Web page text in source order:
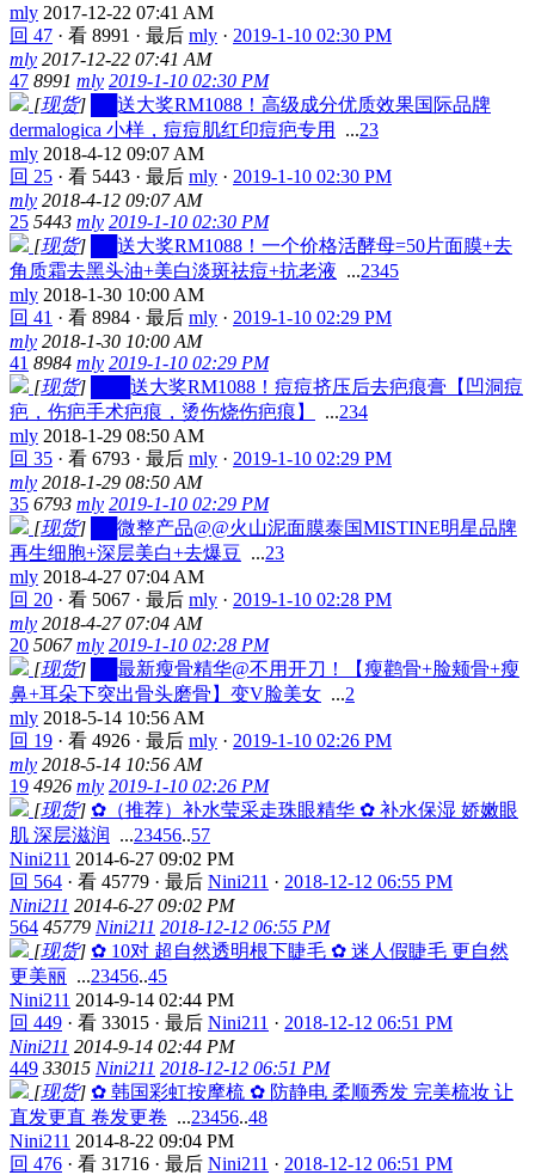
mly 2017-12-22 07:41 AM
回 47 · 看 8991 · 最后 mly · 2019-1-10 02:30 PM
mly 2017-12-22 07:41 AM
47 8991 mly 2019-1-10 02:30 PM
[现货]
██送大奖RM1088！高级成分优质效果国际品牌
dermalogica 小样，痘痘肌红印痘疤专用
...23
mly 2018-4-12 09:07 AM
回 25 · 看 5443 · 最后 mly · 2019-1-10 02:30 PM
mly 2018-4-12 09:07 AM
25 5443 mly 2019-1-10 02:30 PM
[现货]
██送大奖RM1088！一个价格活酵母=50片面膜+去
角质霜去黑头油+美白淡斑祛痘+抗老液 ...2345
mly 2018-1-30 10:00 AM
回 41 · 看 8984 · 最后 mly · 2019-1-10 02:29 PM
mly 2018-1-30 10:00 AM
41 8984 mly 2019-1-10 02:29 PM
[现货]
███送大奖RM1088！痘痘挤压后去疤痕膏【凹洞痘
疤，伤疤手术疤痕，烫伤烧伤疤痕】
...234
mly 2018-1-29 08:50 AM
回 35 · 看 6793 · 最后 mly · 2019-1-10 02:29 PM
mly 2018-1-29 08:50 AM
35 6793 mly 2019-1-10 02:29 PM
[现货]
██微整产品@@火山泥面膜泰国MISTINE明星品牌
再生细胞+深层美白+去爆豆 ...23
mly 2018-4-27 07:04 AM
回 20 · 看 5067 · 最后 mly · 2019-1-10 02:28 PM
mly 2018-4-27 07:04 AM
20 5067 mly 2019-1-10 02:28 PM
[现货]
██最新瘦骨精华@不用开刀！【瘦鹳骨+脸颊骨+瘦
鼻+耳朵下突出骨头磨骨】变V脸美女 ...2
mly 2018-5-14 10:56 AM
回 19 · 看 4926 · 最后 mly · 2019-1-10 02:26 PM
mly 2018-5-14 10:56 AM
19 4926 mly 2019-1-10 02:26 PM
[现货] ✿（推荐）补水莹采走珠眼精华 ✿ 补水保湿 娇嫩眼
肌 深层滋润
...23456..57
Nini211 2014-6-27 09:02 PM
回 564 · 看 45779 · 最后 Nini211 · 2018-12-12 06:55 PM
Nini211 2014-6-27 09:02 PM
564 45779 Nini211 2018-12-12 06:55 PM
[现货] ✿ 10对 超自然透明根下睫毛 ✿ 迷人假睫毛 更自然
更美丽 ...23456..45
Nini211 2014-9-14 02:44 PM
回 449 · 看 33015 · 最后 Nini211 · 2018-12-12 06:51 PM
Nini211 2014-9-14 02:44 PM
449 33015 Nini211 2018-12-12 06:51 PM
[现货] ✿ 韩国彩虹按摩梳 ✿ 防静电 柔顺秀发 完美梳妆 让
直发更直 卷发更卷 ...23456..48
Nini211 2014-8-22 09:04 PM
回 476 · 看 31716 · 最后 Nini211 · 2018-12-12 06:51 PM